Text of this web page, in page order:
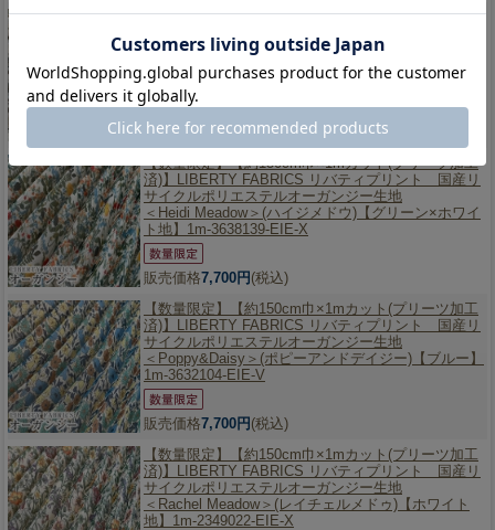
【数量限定】【約150cm巾×1mカット(プリーツ加工
サイクルポリエステルオーガンジー生地
＜Edenham＞(エデナム)【グリーン】1m-3637071-
EIE-P
販売価格7,700円(税込)
【数量限定】【約150cm巾×1mカット(プリーツ加工
済)】LIBERTY FABRICS リバティプリント 国産リ
サイクルポリエステルオーガンジー生地
＜Heidi Meadow＞(ハイジメドウ)【グリーン×ホワイ
ト地】1m-3638139-EIE-X
販売価格7,700円 (税込)
【数量限定】
【約150cm巾×1mカット(プリーツ加工
済)】LIBERTY FABRICS リバティプリント 国産リ
サイクルポリエステルオーガンジー生地
＜Poppy&Daisy＞(ポピーアンドデイジー)【ブルー】
1m-3632104-EIE-V
販売価格7,700円 (税込)
【数量限定】
【約150cm巾×1mカット(プリーツ加工
済)】LIBERTY FABRICS リバティプリント 国産リ
サイクルポリエステルオーガンジー生地
＜Rachel Meadow＞(レイチェルメドゥ)【ホワイト
地】1m-2349022-EIE-X